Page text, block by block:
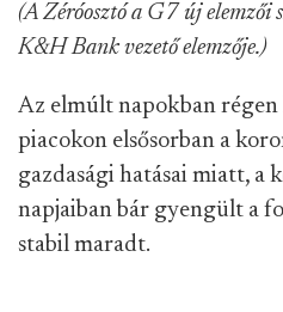
(A Zéróosztó a G7 új elemzői
K&H Bank vezető elemzője.)
Az elmúlt napokban
piacokon elsősorban a
gazdasági hatásai miatt, a
napjaiban bár gyengült a
stabil maradt.